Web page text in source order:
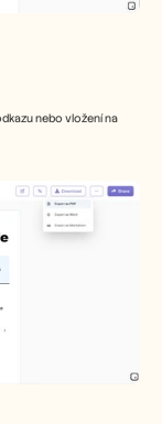
nebo vložení na